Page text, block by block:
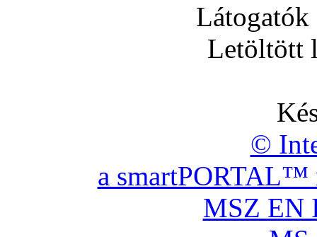
Látogatók
Letöltött
©
a smartPORTAL™
MSZ EN